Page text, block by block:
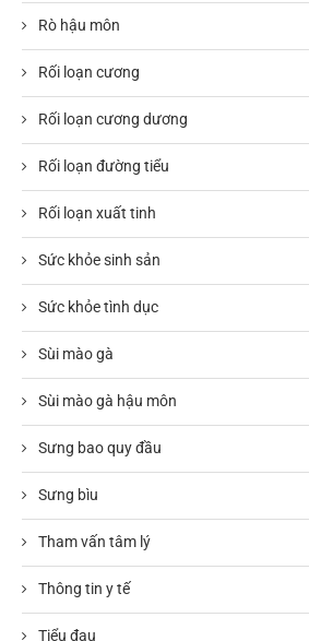
Rò hậu môn
Rối loạn cương
Rối loạn cương dương
Rối loạn đường tiểu
Rối loạn xuất tinh
Sức khỏe sinh sản
Sức khỏe tình dục
Sùi mào gà
Sùi mào gà hậu môn
Sưng bao quy đầu
Sưng bìu
Tham vấn tâm lý
Thông tin y tế
Tiểu đau